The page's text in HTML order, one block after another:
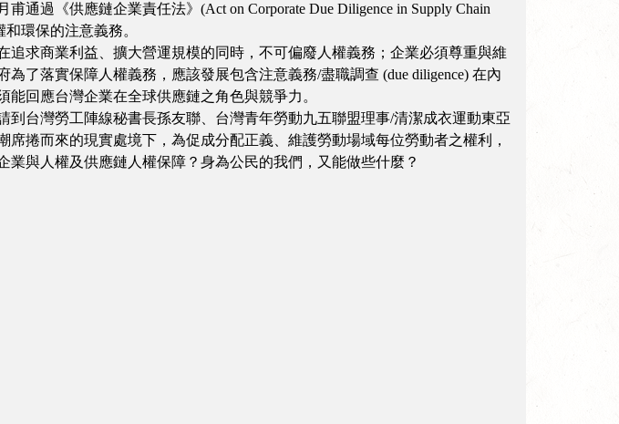
過《供應鏈企業責任法》(Act on Corporate Due Diligence in Supply Chain
環保的注意義務。
求商業利益、擴大營運規模的同時，不可偏廢人權義務；企業必須尊重與維
了落實保障人權義務，應該發展包含注意義務/盡職調查 (due diligence) 在內
回應台灣企業在全球供應鏈之角色與競爭力。
台灣勞工陣線秘書長孫友聯、台灣青年勞動九五聯盟理事/清潔成衣運動東亞
捲而來的現實處境下，為促成分配正義、維護勞動場域每位勞動者之權利，
與人權及供應鏈人權保障？身為公民的我們，又能做些什麼？